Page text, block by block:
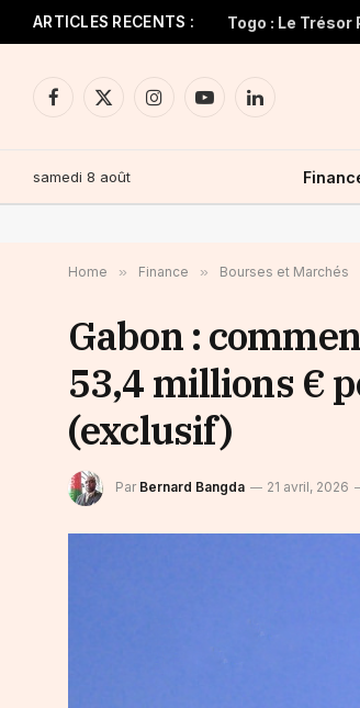
ARTICLES RECENTS :
Facebook
X
InstagramYouTubeLinkedIn
samedi 8 août
Home » Finance » Bourses et Marchés
Gabon :
53,4 millions €
(exclusif)
Par Bernard Bangda 21 avril, 2026